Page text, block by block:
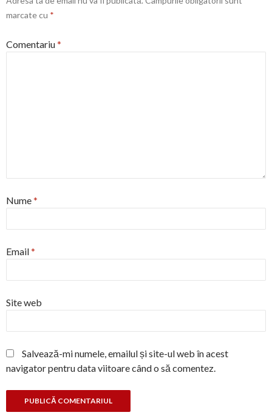
marcate cu *
Comentariu*
Nume*
Email*
Site web
Salvează-mi numele, emailul și site-ul web în acest
navigator pentru data viitoare când o să comentez.